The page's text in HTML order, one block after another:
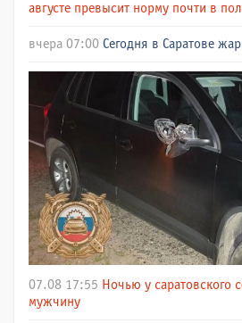
августе превысит норму почти в
вчера 07:00 Сегодня в Саратове
07.08 17:55 Ночью у саратовского
мужчину